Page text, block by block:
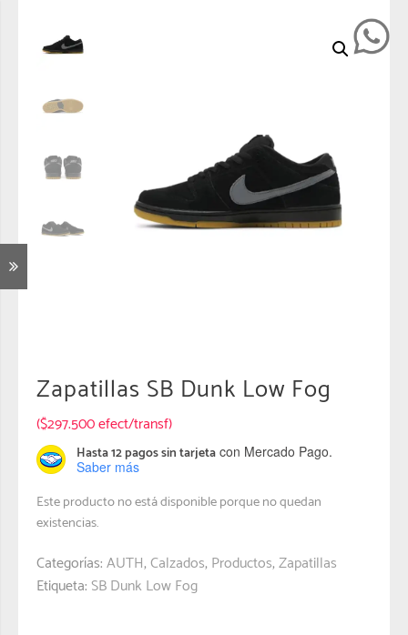
Zapatillas SB Dunk Low Fog
($297.500 efect/transf)
Hasta 12 pagos sin tarjeta con Mercado Pago.
Saber más
Este producto no está disponible porque no quedan
existencias.
Categorías:AUTH,Calzados,Productos,Zapatillas
Etiqueta:SB Dunk Low Fog